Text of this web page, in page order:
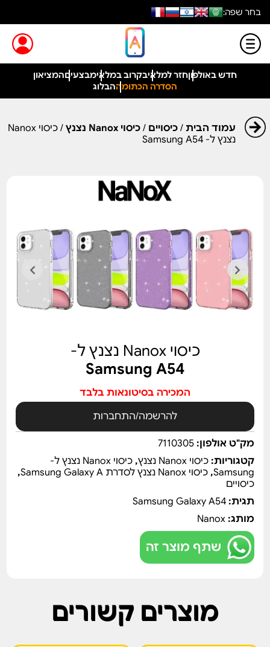
בחר שפה:
חדש באולפוןחזר למלאיבקרוב במלאימבצעיםהמציאון
הסדרה הכתומההבלוג
עמוד הבית/ כיסויים / כיסוי Nanox נצנץ
/ כיסוי Nanox
נצנץ ל- Samsung A54
כיסוי Nanox נצנץ ל-
Samsung A54
המכירה בסיטונאות בלבד
להרשמה/התחברות
מק"ט אולפון:7110305
קטגוריות:כיסוי Nanox נצנץ ,
כיסוי Nanox נצנץ ל-
Samsung
,כיסוי Nanox נצנץ לסדרת Samsung Galaxy A
,
כיסויים
תגית:Samsung Galaxy A54
מותג:Nanox
שתף מוצר זה
מוצרים קשורים